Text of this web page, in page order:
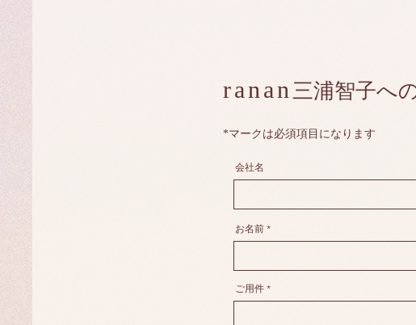
ranan 三浦智子へ
*マークは必須項目になります
会社名
お名前
ご用件